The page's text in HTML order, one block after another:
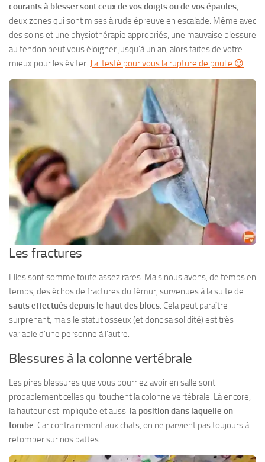
courants à blesser sont ceux de vos doigts ou de vos épaules,
deux zones qui sont mises à rude épreuve en escalade. Même avec
des soins et une physiothérapie appropriés, une mauvaise blessure
au tendon peut vous éloigner jusqu’à un an, alors faites de votre
mieux pour les éviter. J’ai testé pour vous la rupture de poulie 😉
Les fractures
Elles sont somme toute assez rares. Mais nous avons, de temps en
temps, des échos de fractures du fémur, survenues à la suite de
sauts effectués depuis le haut des blocs. Cela peut paraître
surprenant, mais le statut osseux (et donc sa solidité) est très
variable d’une personne à l’autre.
Blessures à la colonne vertébrale
Les pires blessures que vous pourriez avoir en salle sont
probablement celles qui touchent la colonne vertébrale. Là encore,
la hauteur est impliquée et aussi la position dans laquelle on
tombe. Car contrairement aux chats, on ne parvient pas toujours à
retomber sur nos pattes.